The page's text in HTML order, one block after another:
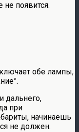
появится.
обе лампы,
дальнего,
при
начинаешь
не должен.